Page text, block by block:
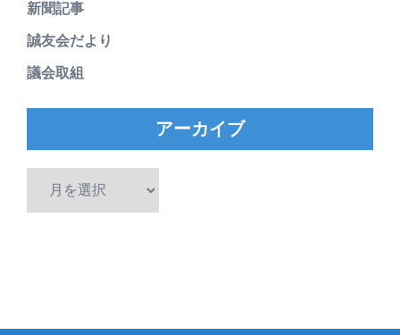
新聞記事
誠友会だより
議会取組
アーカイブ